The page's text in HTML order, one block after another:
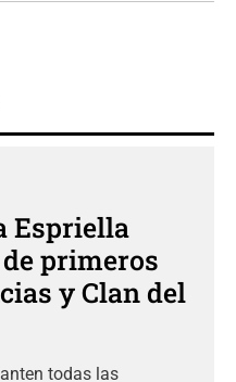
Espriella
primeros
y Clan del
todas las